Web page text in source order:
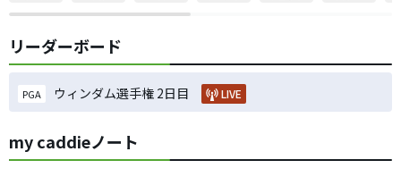
リーダーボード
PGA ウィンダム選手権 2日目 LIVE
my caddieノート